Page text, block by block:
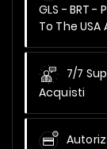
GLS - BRT -
To The
7/7
Acquisti